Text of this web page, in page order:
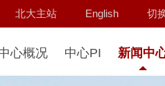
北大主站 English 切
心概况 中心PI 新闻中